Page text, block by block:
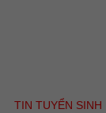
TIN TUYỂN SINH